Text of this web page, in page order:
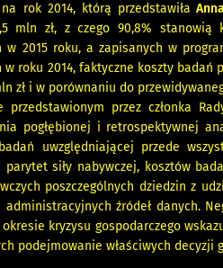
rok 2014, którą przedstawiła
mln zł, z czego 90,8%
w 2015 roku, a zapisanych w
w roku 2014, faktyczne koszty badań
zł i w porównaniu do
przedstawionym przez członka
pogłębionej i retrospektywnej
uwzględniającej przede
parytet siły nabywczej, kosztów
poszczególnych dziedzin z
administracyjnych źródeł danych.
kryzysu gospodarczego
podejmowanie właściwych decyzji